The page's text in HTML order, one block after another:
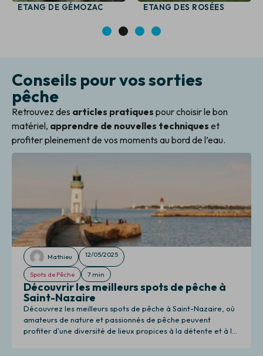
ETANG DE GÉMOZAC ETANG DES ROSÉES
3 4
Conseils pour vos sorties
pêche
Retrouvez des articles pratiques pour choisir le bon
matériel, apprendre de nouvelles techniques et
profiter pleinement de vos moments au bord de l’eau.
Mathieu 12/05/2025
Spots de Pêche 7 min
Découvrir les meilleurs spots de pêche à
Saint-Nazaire
Découvrez les meilleurs spots de pêche à Saint-Nazaire, où
amateurs de nature et passionnés de pêche peuvent
profiter d'une diversité de lieux propices à la détente et à la